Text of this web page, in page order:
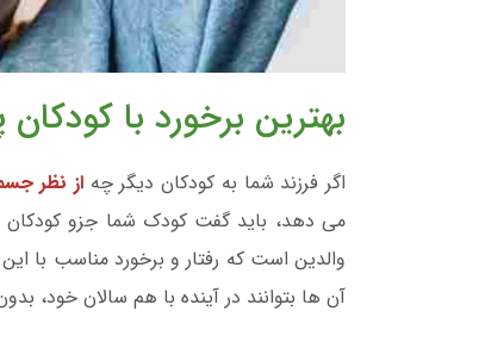
بهترین برخورد با
اگر فرزند شما به کودکان دیگر چه از نظر
می دهد، باید گفت کودک شما جزو
والدین است که رفتار و برخورد مناسب با
آن ها بتوانند در آینده با هم سالان خود،